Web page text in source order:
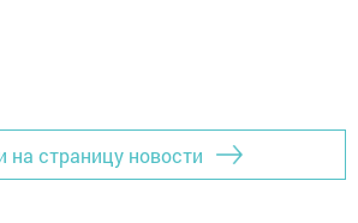
на страницу новости